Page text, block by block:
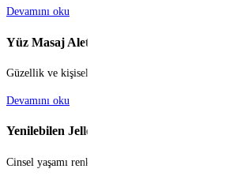
Devamını oku
Yüz Masaj Aleti
Güzellik ve kişisel bakım dünyası, her geçen gün
Devamını oku
Yenilebilen Jeller
Cinsel yaşamı renklendirmek, monotonluktan